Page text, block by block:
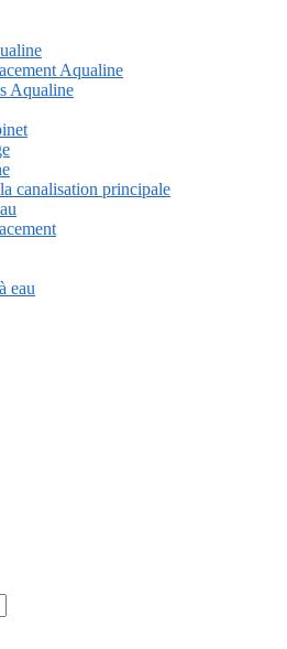
Aqualine
Aqualine
canalisation principale
eau